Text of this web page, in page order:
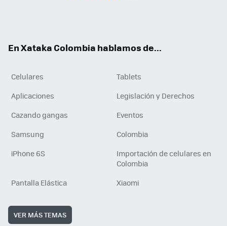
En Xataka Colombia hablamos de...
Celulares
Tablets
Aplicaciones
Legislación y Derechos
Cazando gangas
Eventos
Samsung
Colombia
iPhone 6S
Importación de celulares en
Colombia
Pantalla Elástica
Xiaomi
VER MÁS TEMAS